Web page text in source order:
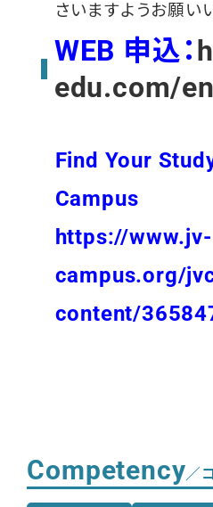
さいますようお願いい
WEB 申込：
edu.com/
Find Your
Campus
https://www.jv-
campus.org/
content/
Competency／